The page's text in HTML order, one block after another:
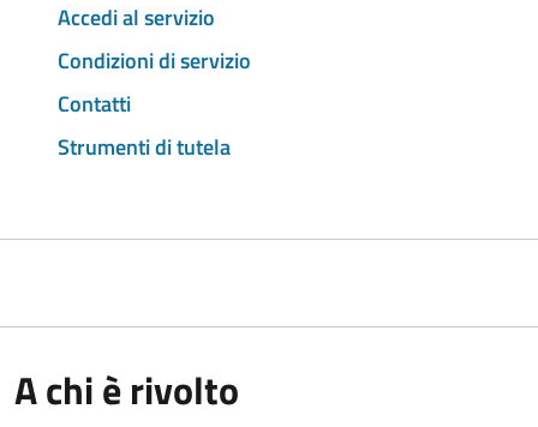
Accedi al servizio
Condizioni di servizio
Contatti
Strumenti di tutela
A chi è rivolto